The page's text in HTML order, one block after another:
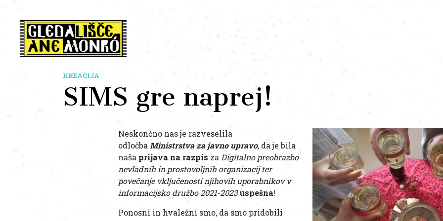
KREACIJA
SIMS gre naprej!
Neskončno nas je razveselila
odločba Ministrstva za javno upravo, da je bila
naša prijava na razpis za Digitalno preobrazbo
nevladnih in prostovoljnih organizacij ter
povečanje vključenosti njihovih uporabnikov v
informacijsko družbo 2021-2023uspešna!
Ponosni in hvaležni smo, da smo pridobili